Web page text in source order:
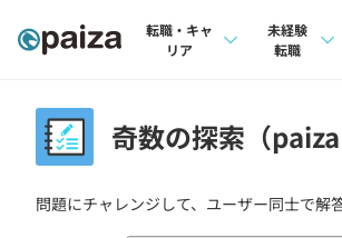
転職・キャ
リア
インタビュー
転職成功ガイド
未経験
転職
インタビュ
転職成功
奇数の探索（
問題にチャレンジして、ユーザー同士で